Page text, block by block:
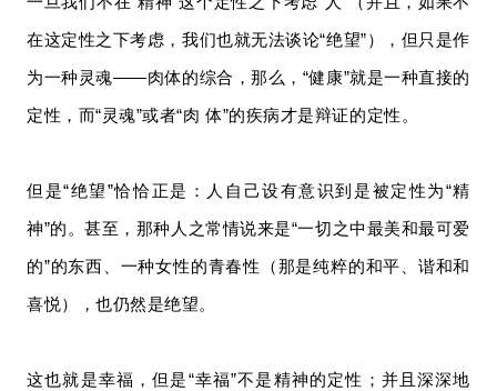
在这定性之下考虑，我们也就无法谈论“绝望”），但只是作
为一种灵魂——肉体的综合，那么，“健康”就是一种直接的
定性，而“灵魂”或者“肉 体”的疾病才是辩证的定性。
但是“绝望”恰恰正是：人自己设有意识到是被定性为“精
神”的。甚至，那种人之常情说来是“一切之中最美和最可爱
的”的东西、一种女性的青春性（那是纯粹的和平、谐和和
喜悦），也仍然是绝望。
这也就是幸福，但是“幸福”不是精神的定性；并且深深地